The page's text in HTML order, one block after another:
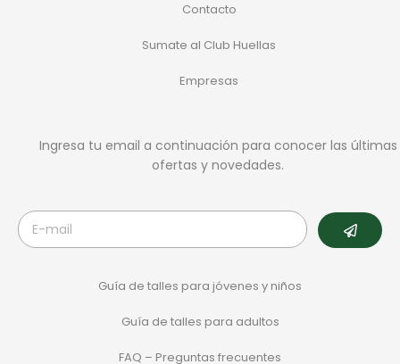
Contacto
Sumate al Club Huellas
Empresas
Ingresa tu email a continuación para conocer las últimas
ofertas y novedades.
Guía de talles para jóvenes y niños
Guía de talles para adultos
FAQ – Preguntas frecuentes